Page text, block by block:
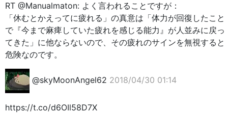
RT @Manualmaton: よく言われることですが：
「休むとかえってに疲れる」の真意は「体力が回復したこと
で『今まで麻痺していた疲れを感じる能力』が人並みに戻っ
てきた」に他ならないので、その疲れのサインを無視すると
危険なのです。
@skyMoonAngel62 2018/04/30 01:14
https://t.co/d6OIl58D7X